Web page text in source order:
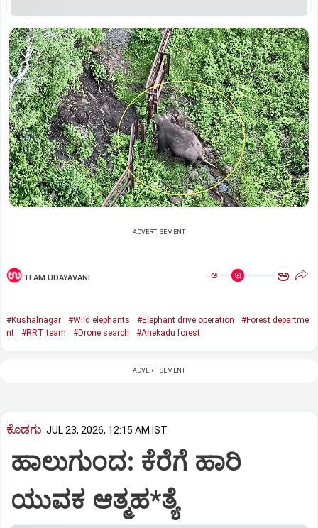
ADVERTISEMENT
TEAM UDAYAVANI ಅ ಅ
#Kushalnagar #Wild elephants #Elephant drive operation
#Forest departme
nt
#RRT team #Drone search #Anekadu forest
ADVERTISEMENT
ಕೊಡಗು JUL 23, 2026, 12:15 AM IST
ಹಾಲುಗುಂದ: ಕೆರೆಗೆ ಹಾರಿ
ಯುವಕ ಆತ್ಮಹ*ತ್ಯೆ